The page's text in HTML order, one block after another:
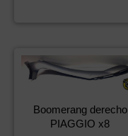
Boomerang derecho
PIAGGIO x8